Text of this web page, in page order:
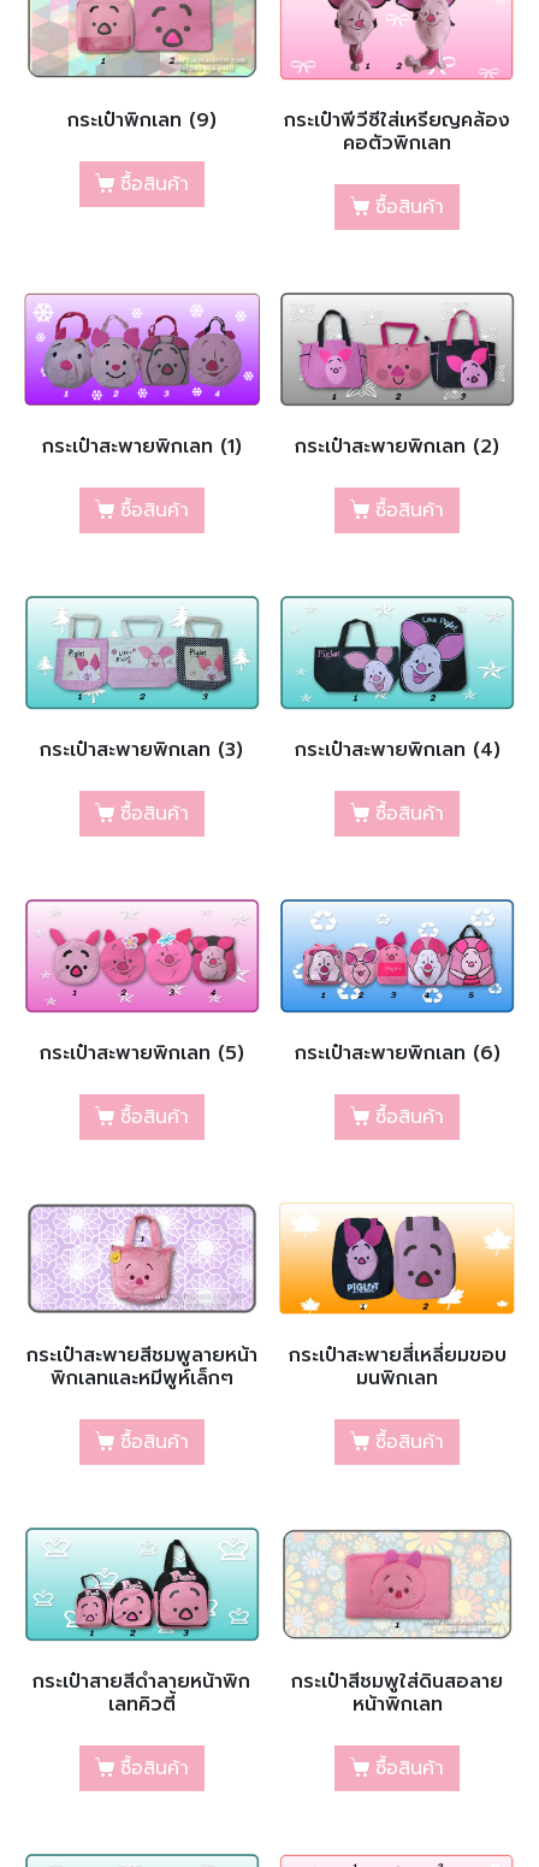
กระเป๋าพิกเลท (9)
ซื้อสินค้า
กระเป๋าพีวีซีใส่เหรียญคล้อง
คอตัวพิกเลท
ซื้อสินค้า
กระเป๋าสะพายพิกเลท (1)
ซื้อสินค้า
กระเป๋าสะพายพิกเลท (2)
ซื้อสินค้า
กระเป๋าสะพายพิกเลท (3)
ซื้อสินค้า
กระเป๋าสะพายพิกเลท (4)
ซื้อสินค้า
กระเป๋าสะพายพิกเลท (5)
ซื้อสินค้า
กระเป๋าสะพายพิกเลท (6)
ซื้อสินค้า
กระเป๋าสะพายสีชมพูลายหน้า
พิกเลทและหมีพูห์เล็กๆ
ซื้อสินค้า
กระเป๋าสะพายสี่เหลี่ยมขอบ
มนพิกเลท
ซื้อสินค้า
กระเป๋าสายสีดำลายหน้าพิก
เลทคิวตี้
ซื้อสินค้า
กระเป๋าสีชมพูใส่ดินสอลาย
หน้าพิกเลท
ซื้อสินค้า